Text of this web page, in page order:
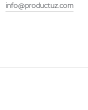
info@productuz.com